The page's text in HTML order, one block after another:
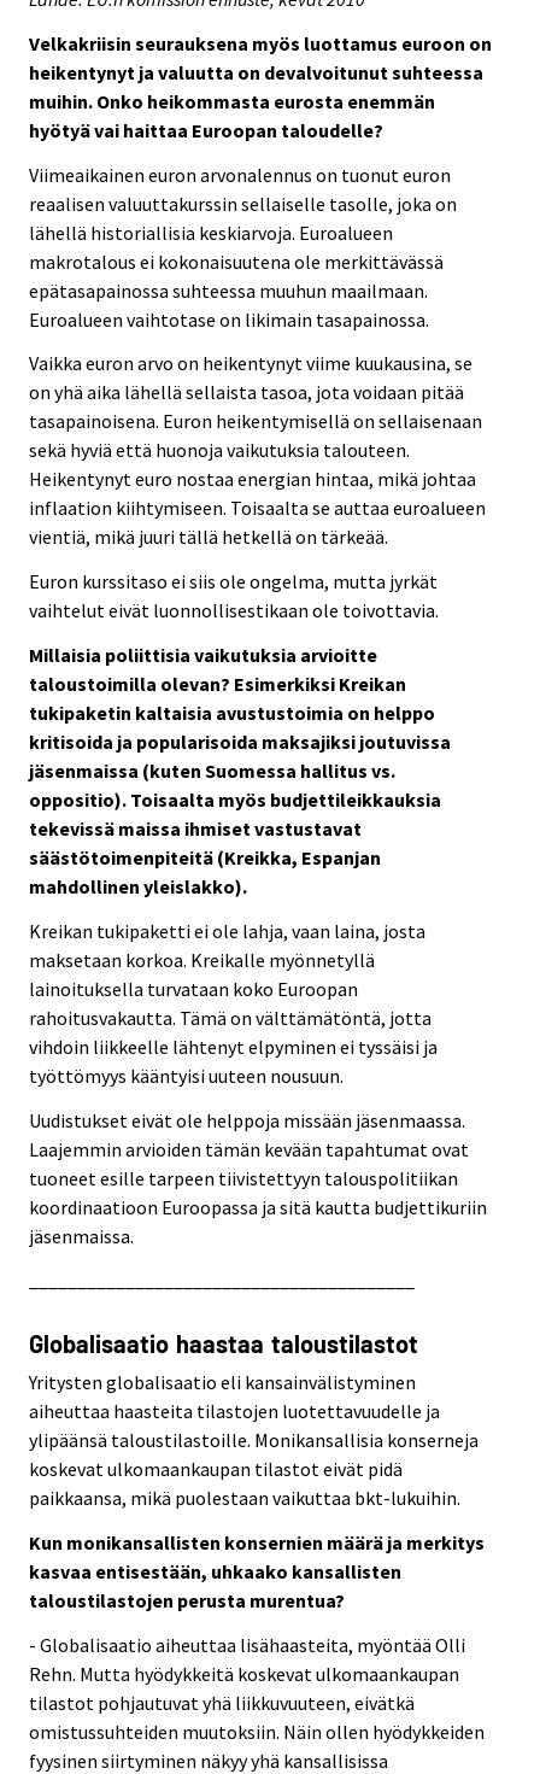
Velkakriisin seurauksena myös luottamus euroon on
heikentynyt ja valuutta on devalvoitunut suhteessa
muihin. Onko heikommasta eurosta enemmän
hyötyä vai haittaa Euroopan taloudelle?
Viimeaikainen euron arvonalennus on tuonut euron
reaalisen valuuttakurssin sellaiselle tasolle, joka on
lähellä historiallisia keskiarvoja. Euroalueen
makrotalous ei kokonaisuutena ole merkittävässä
epätasapainossa suhteessa muuhun maailmaan.
Euroalueen vaihtotase on likimain tasapainossa.
Vaikka euron arvo on heikentynyt viime kuukausina, se
on yhä aika lähellä sellaista tasoa, jota voidaan pitää
tasapainoisena. Euron heikentymisellä on sellaisenaan
sekä hyviä että huonoja vaikutuksia talouteen.
Heikentynyt euro nostaa energian hintaa, mikä johtaa
inflaation kiihtymiseen. Toisaalta se auttaa euroalueen
vientiä, mikä juuri tällä hetkellä on tärkeää.
Euron kurssitaso ei siis ole ongelma, mutta jyrkät
vaihtelut eivät luonnollisestikaan ole toivottavia.
Millaisia poliittisia vaikutuksia arvioitte
taloustoimilla olevan? Esimerkiksi Kreikan
tukipaketin kaltaisia avustustoimia on helppo
kritisoida ja popularisoida maksajiksi joutuvissa
jäsenmaissa (kuten Suomessa hallitus vs.
oppositio). Toisaalta myös budjettileikkauksia
tekevissä maissa ihmiset vastustavat
säästötoimenpiteitä (Kreikka, Espanjan
mahdollinen yleislakko).
Kreikan tukipaketti ei ole lahja, vaan laina, josta
maksetaan korkoa. Kreikalle myönnetyllä
lainoituksella turvataan koko Euroopan
rahoitusvakautta. Tämä on välttämätöntä, jotta
vihdoin liikkeelle lähtenyt elpyminen ei tyssäisi ja
työttömyys kääntyisi uuteen nousuun.
Uudistukset eivät ole helppoja missään jäsenmaassa.
Laajemmin arvioiden tämän kevään tapahtumat ovat
tuoneet esille tarpeen tiivistettyyn talouspolitiikan
koordinaatioon Euroopassa ja sitä kautta budjettikuriin
jäsenmaissa.
Globalisaatio haastaa taloustilastot
Yritysten globalisaatio eli kansainvälistyminen
aiheuttaa haasteita tilastojen luotettavuudelle ja
ylipäänsä taloustilastoille. Monikansallisia konserneja
koskevat ulkomaankaupan tilastot eivät pidä
paikkaansa, mikä puolestaan vaikuttaa bkt-lukuihin.
Kun monikansallisten konsernien määrä ja merkitys
kasvaa entisestään, uhkaako kansallisten
taloustilastojen perusta murentua?
- Globalisaatio aiheuttaa lisähaasteita, myöntää Olli
Rehn. Mutta hyödykkeitä koskevat ulkomaankaupan
tilastot pohjautuvat yhä liikkuvuuteen, eivätkä
omistussuhteiden muutoksiin. Näin ollen hyödykkeiden
fyysinen siirtyminen näkyy yhä kansallisissa